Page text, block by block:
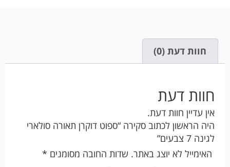
חוות דעת (0)
חוות דעת
אין עדיין חוות דעת.
היה הראשון לכתוב סקירה “ספוט דוקרן תאורה סולארי
לגינה 7 צבעים”
האימייל לא יוצג באתר. שדות החובה מסומנים *